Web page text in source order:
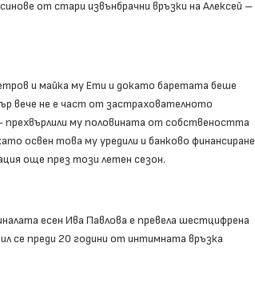
от стари извънбрачни връзки на Алексей –
и майка му Ети и докато баретата беше
вече не е част от застрахователното
прехвърлили му половината от собствеността
освен това му уредили и банково финансиране
още през този летен сезон.
есен Ива Павлова е превела шестцифрена
се преди 20 години от интимната връзка